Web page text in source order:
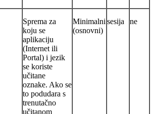
Sprema za
koju se
aplikaciju
(Internet ili
Portal) i jezik
se koriste
učitane
oznake. Ako se
to podudara s
trenutačno
učitanom
Minimalni
(osnovni)
sesija ne